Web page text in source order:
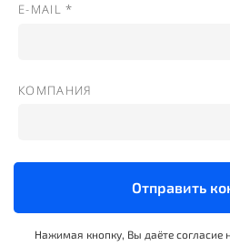
E-MAIL *
КОМПАНИЯ
Отправить
Нажимая кнопку, Вы даёте согласие